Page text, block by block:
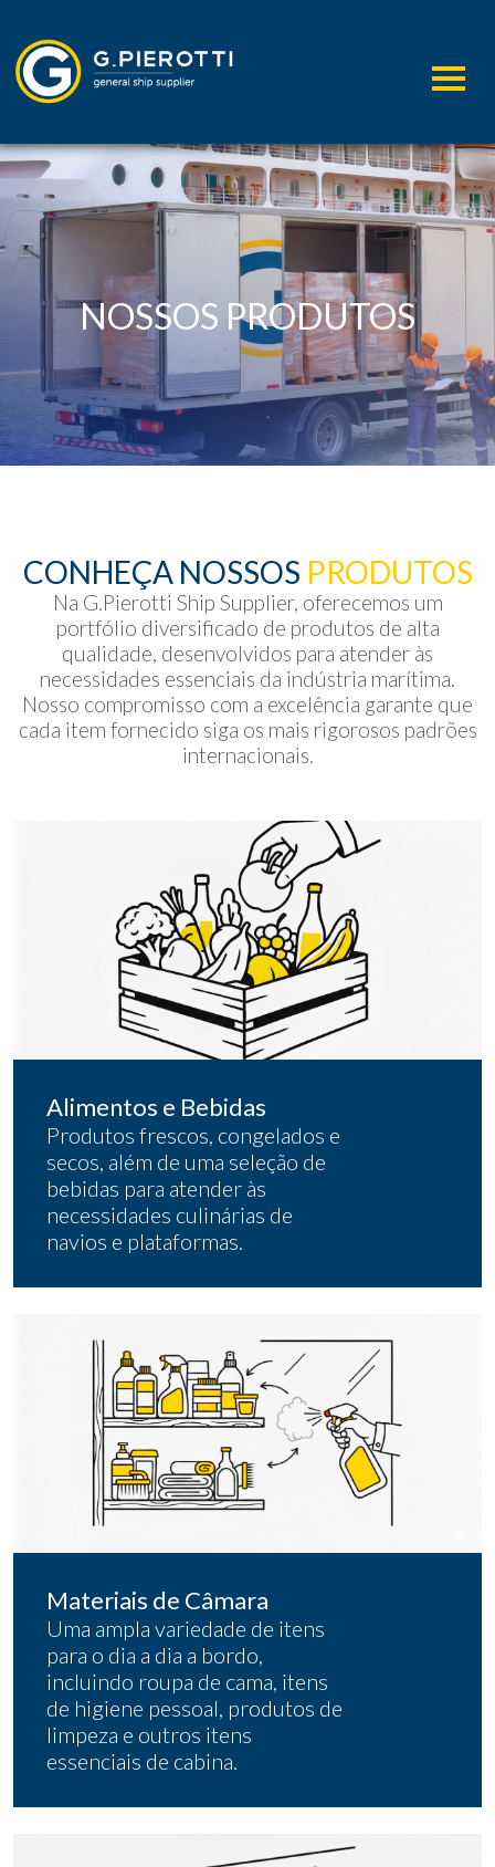
NOSSOS PRODUTOS
CONHEÇA NOSSOS PRODUTOS
Na G.Pierotti Ship Supplier, oferecemos um
portfólio diversificado de produtos de alta
qualidade, desenvolvidos para atender às
necessidades essenciais da indústria marítima.
Nosso compromisso com a excelência garante que
cada item fornecido siga os mais rigorosos padrões
internacionais.
Alimentos e Bebidas
Produtos frescos, congelados e
secos, além de uma seleção de
bebidas para atender às
necessidades culinárias de
navios e plataformas.
Materiais de Câmara
Uma ampla variedade de itens
para o dia a dia a bordo,
incluindo roupa de cama, itens
de higiene pessoal, produtos de
limpeza e outros itens
essenciais de cabina.